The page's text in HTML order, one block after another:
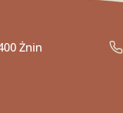
Żnin